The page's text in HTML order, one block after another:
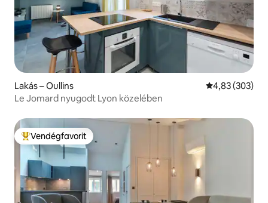
Lakás – Oullins Átlagos
4,83 (303)
Le Jomard nyugodt Lyon közelében
Kiemelt vendégfavorit
Vendégfavorit